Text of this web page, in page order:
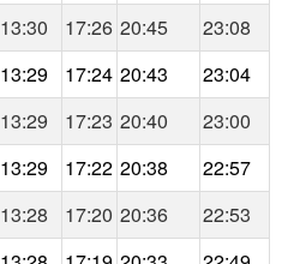
13:30 17:26 20:45
23:08
13:29 17:24 20:43
23:04
13:29 17:23 20:40
23:00
13:29 17:22 20:38
22:57
13:28 17:20 20:36
22:53